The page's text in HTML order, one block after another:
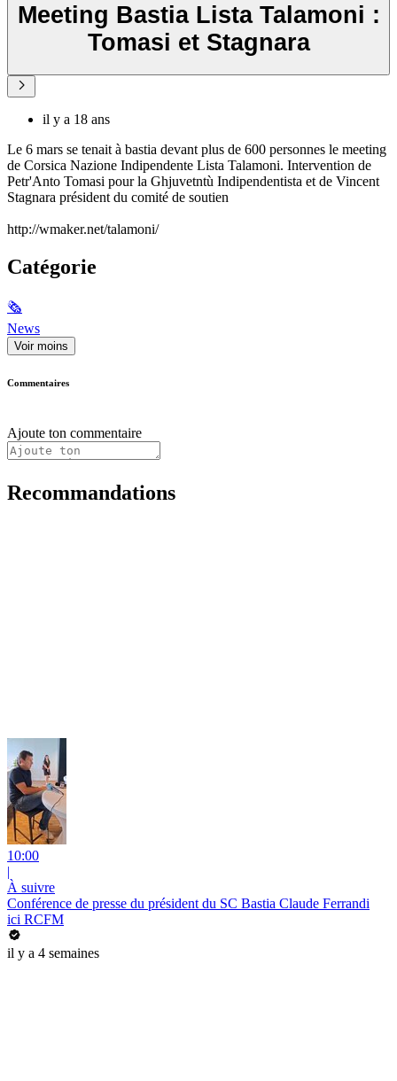
Meeting Bastia Lista Talamoni :
Tomasi et Stagnara
il y a 18 ans
Le 6 mars se tenait à bastia devant plus de 600 personnes le meeting
de Corsica Nazione Indipendente Lista Talamoni. Intervention de
Petr'Anto Tomasi pour la Ghjuvetntù Indipendentista et de Vincent
Stagnara président du comité de soutien
http://wmaker.net/talamoni/
Catégorie
🗞
News
Voir moins
Commentaires
Ajoute ton commentaire
Recommandations
10:00
|
À suivre
Conférence de presse du président du SC Bastia Claude Ferrandi
ici RCFM
il y a 4 semaines